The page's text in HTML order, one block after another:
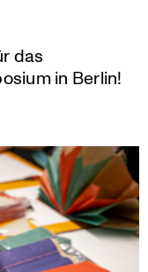
das
in Berlin!